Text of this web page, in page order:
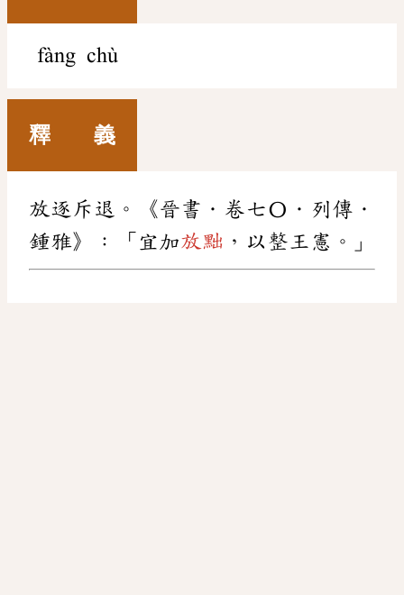
fàng chù
釋 義
放逐斥退。《晉書．卷七〇．列傳．
鍾雅》：「宜加放黜 ，以整王憲。」